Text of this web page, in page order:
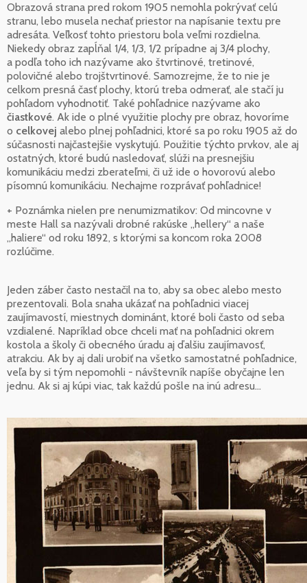
Obrazová strana pred rokom 1905 nemohla pokrývať celú
stranu, lebo musela nechať priestor na napísanie textu pre
adresáta. Veľkosť tohto priestoru bola veľmi rozdielna.
Niekedy obraz zapĺňal 1/4, 1/3, 1/2 prípadne aj 3/4 plochy,
a podľa toho ich nazývame ako štvrtinové, tretinové,
polovičné alebo trojštvrtinové. Samozrejme, že to nie je
celkom presná časť plochy, ktorú treba odmerať, ale stačí ju
pohľadom vyhodnotiť. Také pohľadnice nazývame ako
čiastkové. Ak ide o plné využitie plochy pre obraz, hovoríme
o celkovej alebo plnej pohľadnici, ktoré sa po roku 1905 až do
súčasnosti najčastejšie vyskytujú. Použitie týchto prvkov, ale aj
ostatných, ktoré budú nasledovať, slúži na presnejšiu
komunikáciu medzi zberateľmi, či už ide o hovorovú alebo
písomnú komunikáciu. Nechajme rozprávať pohľadnice!
+ Poznámka nielen pre nenumizmatikov: Od mincovne v
meste Hall sa nazývali drobné rakúske „hellery“ a naše
„haliere“ od roku 1892, s ktorými sa koncom roka 2008
rozlúčime.
Jeden záber často nestačil na to, aby sa obec alebo mesto
prezentovali. Bola snaha ukázať na pohľadnici viacej
zaujímavostí, miestnych dominánt, ktoré boli často od seba
vzdialené. Napríklad obce chceli mať na pohľadnici okrem
kostola a školy či obecného úradu aj ďalšiu zaujímavosť,
atrakciu. Ak by aj dali urobiť na všetko samostatné pohľadnice,
veľa by si tým nepomohli - návštevník napíše obyčajne len
jednu. Ak si aj kúpi viac, tak každú pošle na inú adresu...